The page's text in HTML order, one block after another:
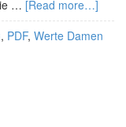
… [Read more…]
, PDF, Werte Damen